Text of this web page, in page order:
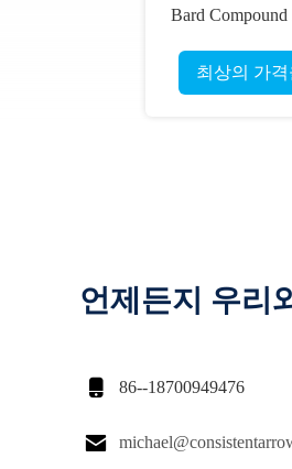
Bard
최상의 가
언제든지 우리
 86--18700949476
